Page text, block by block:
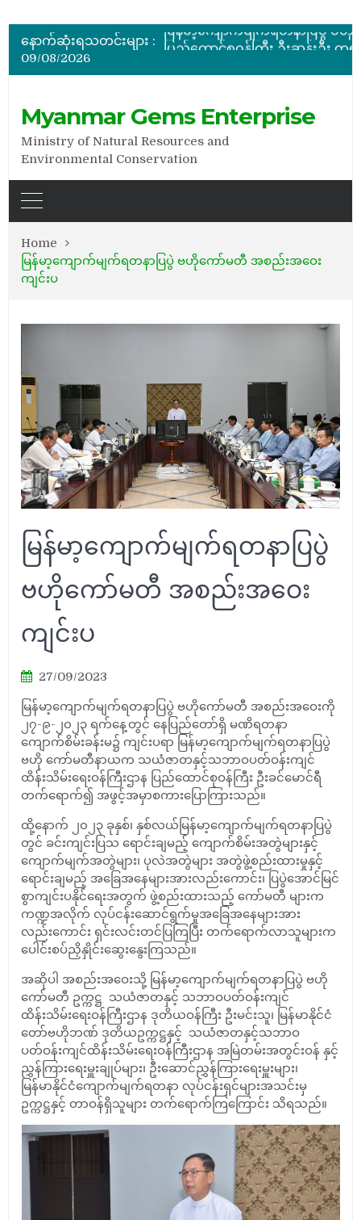
နောက်ဆုံးရသတင်းများ :
အိတ်ဖွင့်တင်ဒါခေါ်ယူခြင်း
09/08/2026
Myanmar Gems Enterprise
Ministry of Natural Resources and
Environmental Conservation
Home
မြန်မာ့ကျောက်မျက်ရတနာပြပွဲ ဗဟိုကော်မတီ အစည်းအဝေး
ကျင်းပ
မြန်မာ့ကျောက်မျက်ရတနာပြပွဲ
ဗဟိုကော်မတီ အစည်းအဝေး
ကျင်းပ
27/09/2023
မြန်မာ့ကျောက်မျက်ရတနာပြပွဲ ဗဟိုကော်မတီ အစည်းအဝေးကို
၂၇-၉-၂၀၂၃ ရက်နေ့တွင် နေပြည်တော်ရှိ မဏိရတနာ
ကျောက်စိမ်းခန်းမ၌ ကျင်းပရာ မြန်မာ့ကျောက်မျက်ရတနာပြပွဲ
ဗဟို ကော်မတီနာယက သယံဇာတနှင့်သဘာဝပတ်ဝန်းကျင်
ထိန်းသိမ်းရေးဝန်ကြီးဌာန ပြည်ထောင်စုဝန်ကြီး ဦးခင်မောင်ရီ
တက်ရောက်၍ အဖွင့်အမှာစကားပြောကြားသည်။
ထို့နောက် ၂၀၂၃ ခုနှစ်၊ နှစ်လယ်မြန်မာ့ကျောက်မျက်ရတနာပြပွဲ
တွင် ခင်းကျင်းပြသ ရောင်းချမည့် ကျောက်စိမ်းအတွဲများနှင့်
ကျောက်မျက်အတွဲများ၊ ပုလဲအတွဲများ အတွဲဖွဲ့စည်းထားမှုနှင့်
ရောင်းချမည့် အခြေအနေများအားလည်းကောင်း၊ ပြပွဲအောင်မြင်
စွာကျင်းပနိုင်ရေးအတွက် ဖွဲ့စည်းထားသည့် ကော်မတီ များက
ကဏ္ဍအလိုက် လုပ်ငန်းဆောင်ရွက်မှုအခြေအနေများအား
လည်းကောင်း ရှင်းလင်းတင်ပြကြပြီး တက်ရောက်လာသူများက
ပေါင်းစပ်ညှိနှိုင်းဆွေးနွေးကြသည်။
အဆိုပါ အစည်းအဝေးသို့ မြန်မာ့ကျောက်မျက်ရတနာပြပွဲ ဗဟို
ကော်မတီ ဥက္ကဋ္ဌ သယံဇာတနှင့် သဘာဝပတ်ဝန်းကျင်
ထိန်းသိမ်းရေးဝန်ကြီးဌာန ဒုတိယဝန်ကြီး ဦးမင်းသူ၊ မြန်မာနိုင်ငံ
တော်ဗဟိုဘဏ် ဒုတိယဥက္ကဋ္ဌနှင့် သယံဇာတနှင့်သဘာဝ
ပတ်ဝန်းကျင်ထိန်းသိမ်းရေးဝန်ကြီးဌာန အမြဲတမ်းအတွင်းဝန် နှင့်
ညွှန်ကြားရေးမှူးချုပ်များ၊ ဦးဆောင်ညွှန်ကြားရေးမှူးများ၊
မြန်မာနိုင်ငံကျောက်မျက်ရတနာ လုပ်ငန်းရှင်များအသင်းမှ
ဥက္ကဋ္ဌနှင့် တာဝန်ရှိသူများ တက်ရောက်ကြကြောင်း သိရသည်။